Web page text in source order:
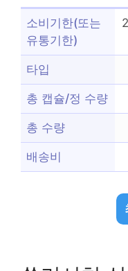
소비기한(또는
유통기한)
타입
총 캡슐/정 수량
총 수량
배송비